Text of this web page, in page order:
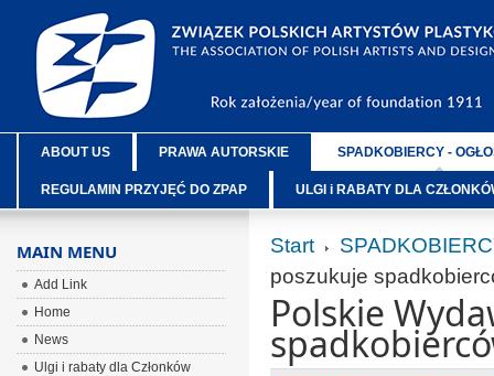
ABOUT US PRAWA AUTORSKIE SPADKOBIERCY -
REGULAMIN PRZYJĘĆ DO ZPAP ULGI i RABATY DLA
Start
poszukuje
Polskie
MAIN MENU
Add Link
Home
News
Ulgi i rabaty dla Członków